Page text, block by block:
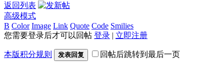
返回列表
高级模式
B Color Image Link Quote Code Smilies
您需要登录后才可以回帖 登录 | 立即注册
本版积分规则 发表回复 回帖后跳转到最后一页